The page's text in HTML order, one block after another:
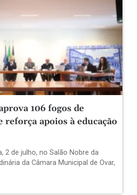
106 fogos de
reforça apoios à educação
2 de julho, no Salão Nobre da
da Câmara Municipal de Ovar,